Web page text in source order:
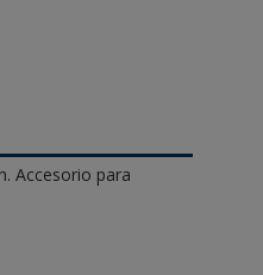
Accesorio para